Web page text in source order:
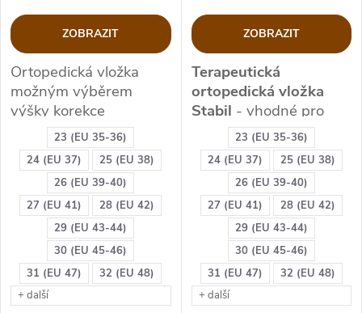
23 (EU 35-36)
24 (EU 37)
25 (EU 38)
26 (EU 39-40)
27 (EU 41)
28 (EU 42)
29 (EU 43-44)
30 (EU 45-46)
31 (EU 47)
32 (EU 48)
+ další
ZOBRAZIT
Ortopedická vložka
možným výběrem
výšky korekce
4,6,8,10,12,14mm levé
či pravé dolní
končetiny.
23 (EU 35-36)
24 (EU 37)
25 (EU 38)
26 (EU 39-40)
27 (EU 41)
28 (EU 42)
29 (EU 43-44)
30 (EU 45-46)
31 (EU 47)
32 (EU 48)
+ další
ZOBRAZIT
Terapeutická
ortopedická vložka
Stabil - vhodné pro
plochonoží a prevenci u
osob s těžší váhou
VHODNÉ:
plochonoží,vbočená
(III. stupeň
plochonoží), těžší
váha(oropedické
vložky jsou zpevněny
proti prošlápnutí)